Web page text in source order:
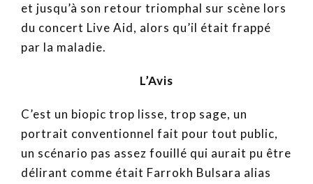
et jusqu’à son retour triomphal sur scène lors
du concert Live Aid, alors qu’il était frappé
par la maladie.
L’Avis
C’est un biopic trop lisse, trop sage, un
portrait conventionnel fait pour tout public,
un scénario pas assez fouillé qui aurait pu être
délirant comme était Farrokh Bulsara alias